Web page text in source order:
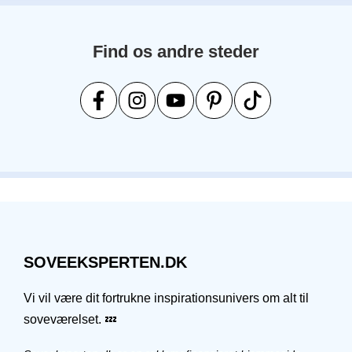
Find os andre steder
SOVEEKSPERTEN.DK
Vi vil være dit fortrukne inspirationsunivers om alt til
soveværelset. 💤